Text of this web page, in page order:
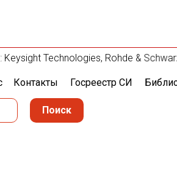
Technologies, Rohde & Schwarz,
Контакты Госреестр СИ
Поиск